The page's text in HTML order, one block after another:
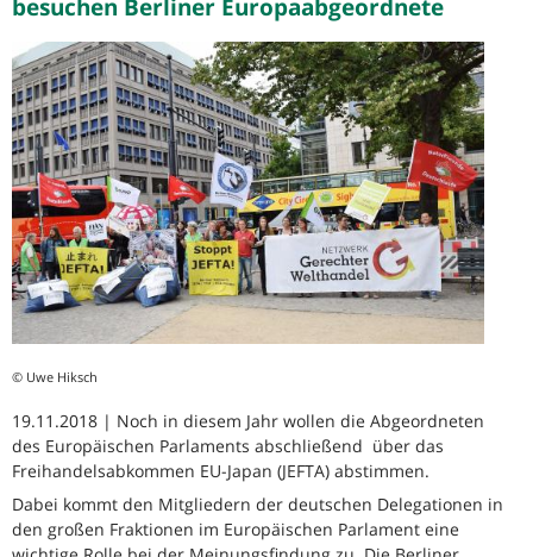
besuchen Berliner Europaabgeordnete
© Uwe Hiksch
19.11.2018 | Noch in diesem Jahr wollen die Abgeordneten
des Europäischen Parlaments abschließend über das
Freihandelsabkommen EU-Japan (JEFTA) abstimmen.
Dabei kommt den Mitgliedern der deutschen Delegationen in
den großen Fraktionen im Europäischen Parlament eine